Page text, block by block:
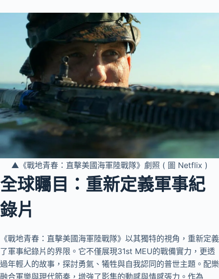
▲《戰地青春：直擊美國海軍陸戰隊》劇照 ( 圖 Netflix )
全球矚目：重新定義軍事紀
錄片
《戰地青春：直擊美國海軍陸戰隊》以其獨特的視角，重新定義
了軍事紀錄片的界限。它不僅展現31st MEU的戰備實力，更透
過年輕人的故事，探討勇氣、犧牲與自我認同的普世主題。配樂
融合軍樂與現代節奏，增強了影集的動感與情感張力。作為